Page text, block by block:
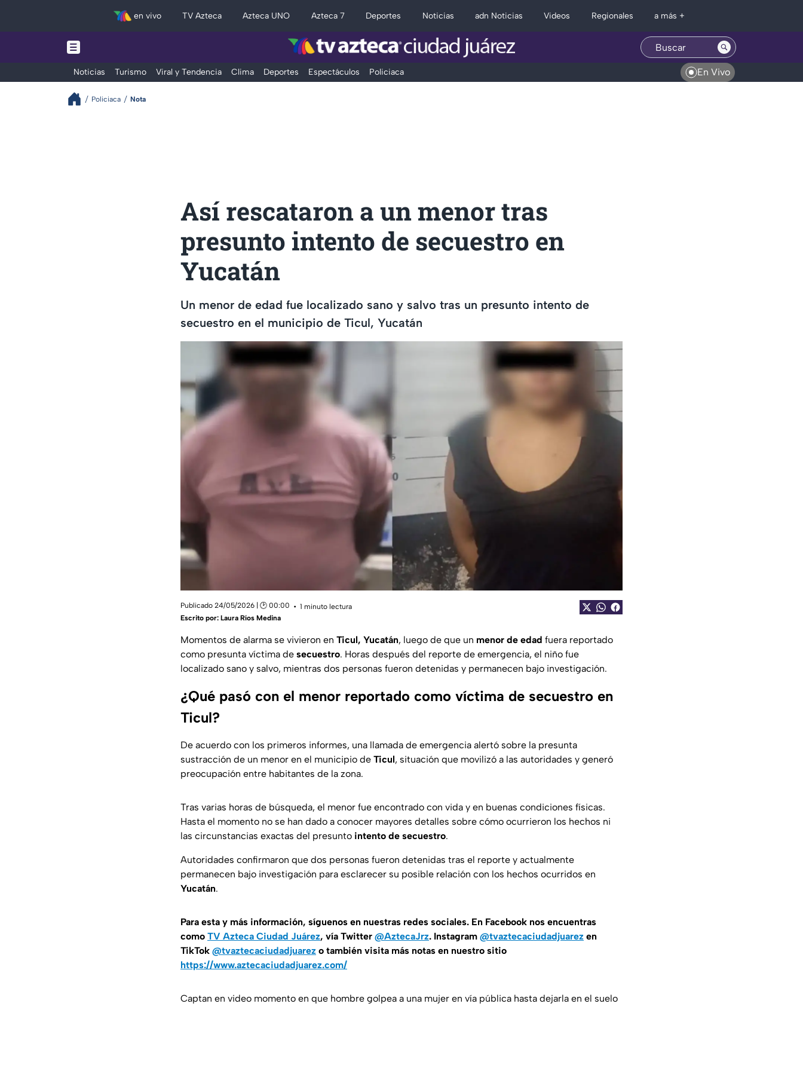
en vivo TV Azteca Azteca UNO Azteca 7 Deportes Noticias adn Noticias Videos Regionales a más +
Noticias Turismo Viral y Tendencia Clima Deportes Espectáculos Policiaca En Vivo
Policiaca Nota
Así rescataron a un menor tras
presunto intento de secuestro en
Yucatán
Un menor de edad fue localizado sano y salvo tras un presunto intento de
secuestro en el municipio de Ticul, Yucatán
Publicado 24/05/2026 | 🕑 00:00
1 minuto lectura
Escrito por: Laura Ríos Medina
Momentos de alarma se vivieron en Ticul, Yucatán, luego de que un menor de edad fuera reportado
como presunta víctima de secuestro. Horas después del reporte de emergencia, el niño fue
localizado sano y salvo, mientras dos personas fueron detenidas y permanecen bajo investigación.
¿Qué pasó con el menor reportado como víctima de secuestro en
Ticul?
De acuerdo con los primeros informes, una llamada de emergencia alertó sobre la presunta
sustracción de un menor en el municipio de Ticul, situación que movilizó a las autoridades y generó
preocupación entre habitantes de la zona.
Tras varias horas de búsqueda, el menor fue encontrado con vida y en buenas condiciones físicas.
Hasta el momento no se han dado a conocer mayores detalles sobre cómo ocurrieron los hechos ni
las circunstancias exactas del presunto intento de secuestro.
Autoridades confirmaron que dos personas fueron detenidas tras el reporte y actualmente
permanecen bajo investigación para esclarecer su posible relación con los hechos ocurridos en
Yucatán.
Para esta y más información, síguenos en nuestras redes sociales. En Facebook nos encuentras
como TV Azteca Ciudad Juárez, vía Twitter @AztecaJrz. Instagram @tvaztecaciudadjuarez en
TikTok @tvaztecaciudadjuarez o también visita más notas en nuestro sitio
https://www.aztecaciudadjuarez.com/
Captan en video momento en que hombre golpea a una mujer en vía pública hasta dejarla en el suelo